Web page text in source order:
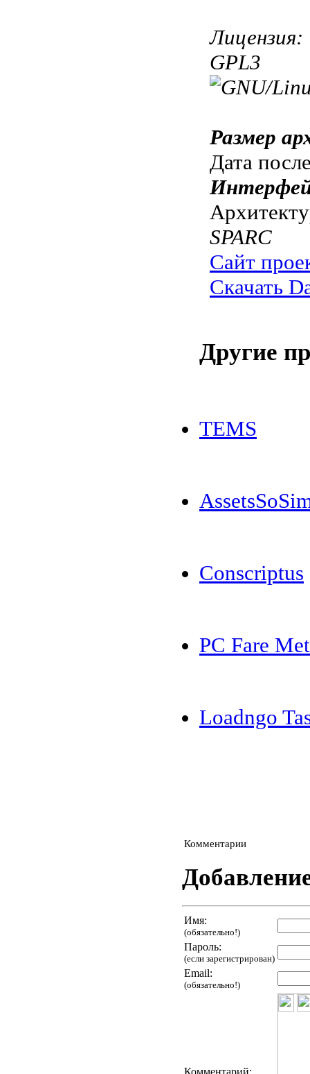
Лицензия:
GPL3
Размер
Дата
SPARC
Сайт
Скачать
Другие
TEMS
Conscriptus
PC Fare
Loadngo
Комментарии
Имя:
(обязательно!)
Пароль:
(если зарегистрирован)
Email:
(обязательно!)
Комментарий: